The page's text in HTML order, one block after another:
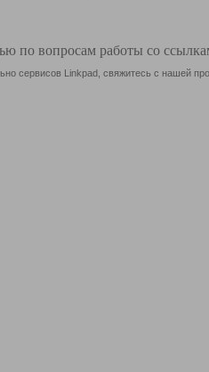
по вопросам работы со
сервисов Linkpad, свяжитесь с нашей